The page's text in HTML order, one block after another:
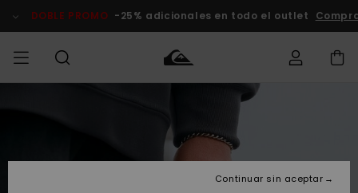
del
DOBLE PROMO -25% adicionales en todo el outlet
Hombre
Hombre
Hombre
Envio
Continuar sin aceptar